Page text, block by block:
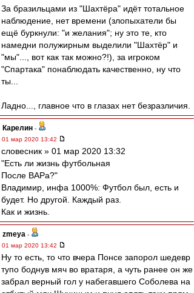
За бразильцами из "Шахтёра" идёт тотальное
наблюдение, нет времени (злопыхатели бы
ещё буркнули: "и желания"; ну это те, кто
намедни полужирным выделили "Шахтёр" и
"мы"..., вот как так можно?!), за игроком
"Спартака" понаблюдать качественно, ну что
ты...
Ладно..., главное что в глазах нет безразличия.
Карелин -
01 мар 2020 13:42
словесник » 01 мар 2020 13:32
"Есть ли жизнь футбольная
После ВАРа?"
Владимир, инфа 1000%: Футбол был, есть и
будет. Но другой. Каждый раз.
Как и жизнь.
zmeya -
01 мар 2020 13:42
Ну то есть, то что вчера Понсе запорол шедевр
тупо боднув мяч во вратаря, а чуть ранее он же
забрал верный гол у набегавшего Соболева на